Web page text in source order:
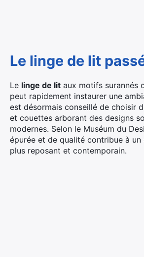
Le linge de lit
Le linge de lit aux motifs surannés
peut rapidement instaurer une
est désormais conseillé de choisir
et couettes arborant des designs
modernes. Selon le Muséum du
épurée et de qualité contribue à un
plus reposant et contemporain.